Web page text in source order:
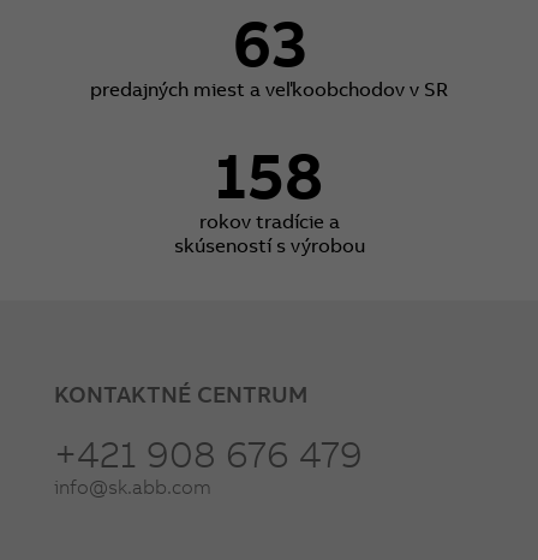
63
predajných miest a veľkoobchodov v SR
158
rokov tradície a
skúseností s výrobou
KONTAKTNÉ CENTRUM
+421 908 676 479
info@sk.abb.com